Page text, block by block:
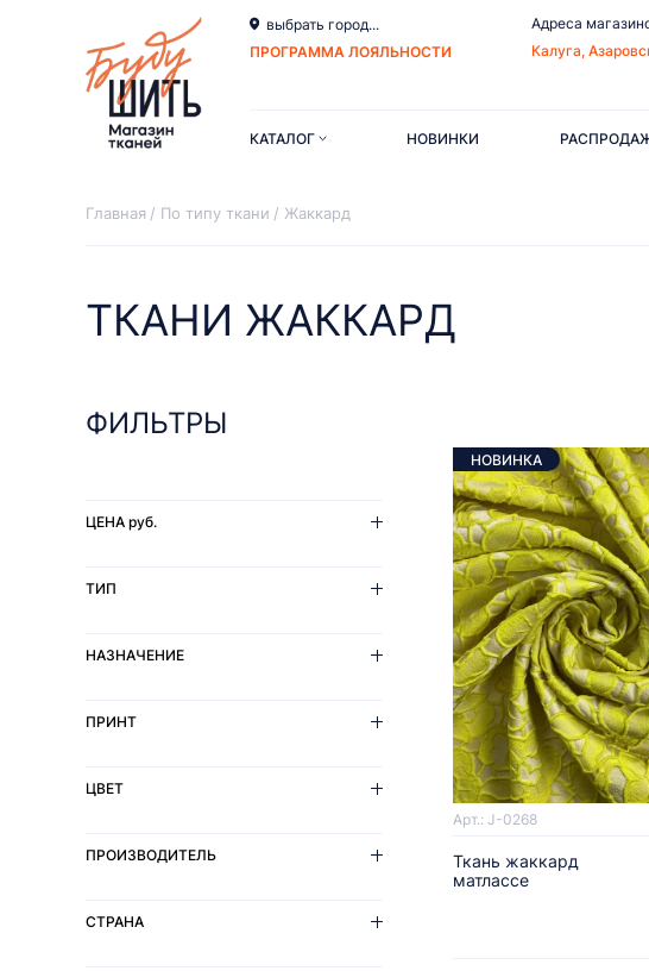
выбрать город...
ПРОГРАММА ЛОЯЛЬНОСТИ
Адреса
Калуга,
КАТАЛОГ НОВИНКИ
Главная По типу ткани Жаккард
ТКАНИ ЖАККАРД
ФИЛЬТРЫ
ЦЕНА руб.
ТИП
НАЗНАЧЕНИЕ
ПРИНТ
ЦВЕТ
ПРОИЗВОДИТЕЛЬ
СТРАНА
НОВИНКА
Арт.: J-0268
Ткань жаккард
матлассе